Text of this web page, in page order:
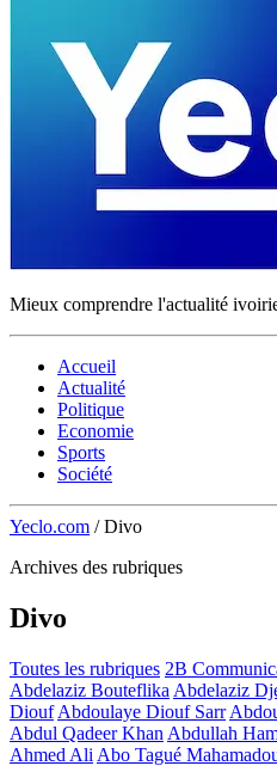
Mieux comprendre l'actualité
Accueil
Actualité
Politique
Economie
Sports
Société
Yeclo.com / Divo
Archives des rubriques
Divo
Toutes les rubriques 2B
Abdelaziz Bouteflika Abdelaziz
Diouf Abdoulaye Diouf Sarr
Abdul Qadeer Khan Abdullah
Ahmed Ali Abo Tagué